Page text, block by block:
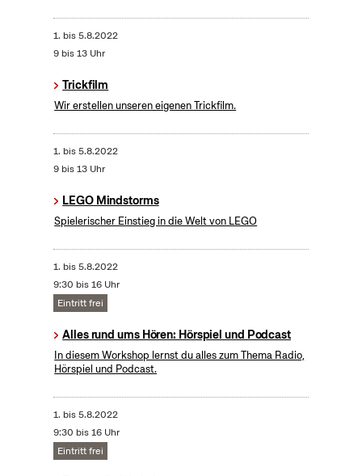
1. bis5.8.2022
9 bis 13 Uhr
Trickfilm
Wir erstellen unseren eigenen Trickfilm.
1. bis5.8.2022
9 bis 13 Uhr
LEGO Mindstorms
Spielerischer Einstieg in die Welt von LEGO
1. bis5.8.2022
9:30 bis 16 Uhr
Eintritt frei
Alles rund ums Hören: Hörspiel und Podcast
In diesem Workshop lernst du alles zum Thema Radio,
Hörspiel und Podcast.
1. bis5.8.2022
9:30 bis 16 Uhr
Eintritt frei